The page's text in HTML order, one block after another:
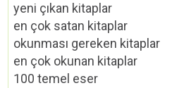
yeni çıkan kitaplar
en çok satan kitaplar
okunması gereken kitaplar
en çok okunan kitaplar
100 temel eser